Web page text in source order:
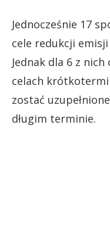
Jednocześnie 17
cele redukcji
Jednak dla 6 z
celach
zostać
długim terminie.